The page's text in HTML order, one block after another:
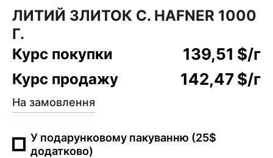
ЛИТИЙ ЗЛИТОК C. HAFNER 1000
Г.
Курс покупки
139,51 $/г
Курс продажу 142,47$/г
На замовлення
У подарунковому пакуванню (25$
додатково)